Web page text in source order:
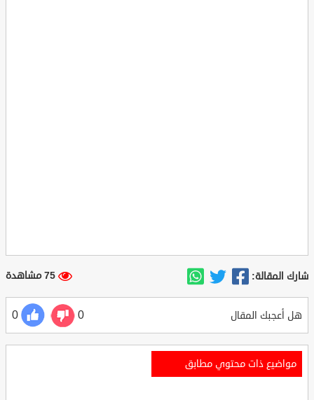
شارك المقالة: 75 مشاهدة
هل أعجبك المقال 0
0
مواضيع ذات محتوي مطابق